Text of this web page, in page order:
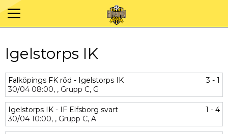
Igelstorps IK
Falköpings FK röd - Igelstorps IK
3 - 1
30/04 08:00, , Grupp C, G
Igelstorps IK - IF Elfsborg svart
1 - 4
30/04 10:00, , Grupp C, A